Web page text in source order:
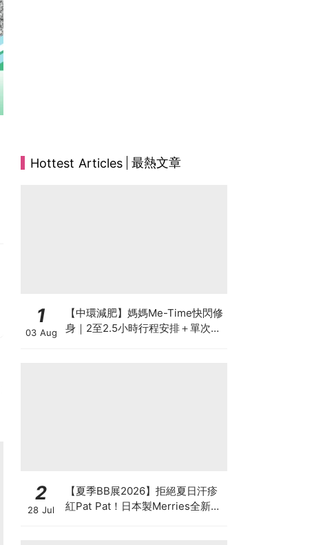
Hottest Articles 最熱文章
1
03 Aug
【中環減肥】媽媽Me-Time快閃修
身｜2至2.5小時行程安排＋單次收
2
28 Jul
【夏季BB展2026】拒絕夏日汗疹
紅Pat Pat！日本製Merries全新超